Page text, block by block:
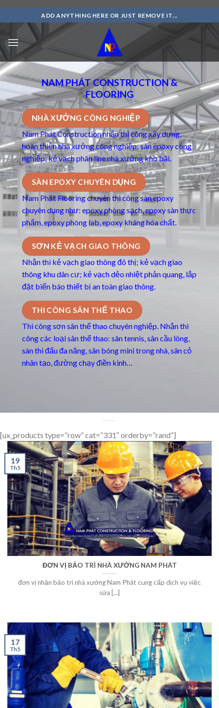
Skip
ADD ANYTHING HERE OR JUST REMOVE IT...
NAM PHÁT CONSTRUCTION &
FLOORING
NHÀ XƯỞNG CÔNG NGHIỆP
Nam Phát Construction nhận thi công xây dựng,
hoàn thiện nhà xưởng công nghiệp; sàn epoxy công
nghiệp; kẻ vạch phân line nhà xưởng kho bãi.
SÀN EPOXY CHUYÊN DỤNG
Nam Phát Flooring chuyên thi côngsàn epoxy
chuyên dụngnhư: epoxy phòng sạch, epoxy sàn thực
phẩm, epoxy phòng lab, epoxy kháng hóa chất.
SƠN KẺ VẠCH GIAO THÔNG
Nhận thi kẻ vạch giao thông đô thị; kẻ vạch giao
thông khu dân cư; kẻ vạch dẻo nhiệt phản quang, lắp
đặt biển báo thiết bị an toàn giao thông.
THI CÔNG SÂN THỂ THAO
Thi công sơn sân thể thao chuyên nghiệp. Nhận thi
công các loại sân thể thao: sân tennis, sân cầu lông,
sàn thi đấu đa năng, sân bóng mini trong nhà, sân cỏ
nhân tạo, đường chạy điền kinh…
[ux_products type=”row” cat=”331″ orderby=”rand”]
ĐƠN VỊ BẢO TRÌ NHÀ XƯỞNG NAM PHÁT
đơn vị nhận bảo trì nhà xưởng Nam Phát cung cấp dịch vụ việc
sửa [...]
19
Th5
17
Th5